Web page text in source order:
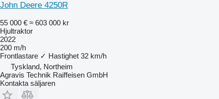
John Deere 4250R
55 000 € ≈ 603 000 kr
Hjultraktor
2022
200 m/h
Frontlastare ✓ Hastighet 32 km/h
Tyskland, Northeim
Agravis Technik Raiffeisen GmbH
Kontakta säljaren